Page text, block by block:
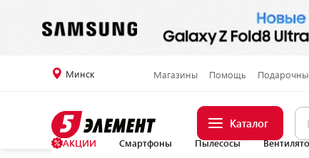
Минск Магазины Помощь
Каталог
АКЦИИ Смартфоны Пылесосы